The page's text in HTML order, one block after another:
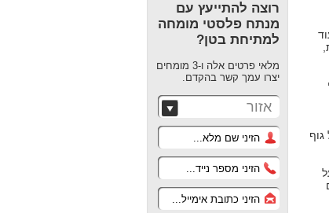
רוצה להתייעץ עם
מנתח פלסטי מומחה
למתיחת בטן?
מלאי פרטים אלה ו-3 מומחים
יצרו עמך קשר בהקדם.
אזור